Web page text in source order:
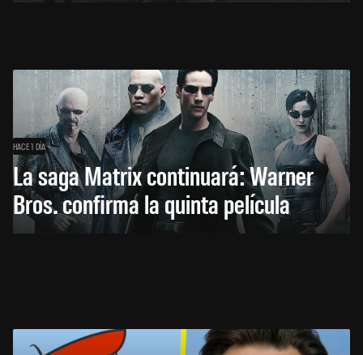
HACE 1 DÍA
La saga Matrix continuará: Warner
Bros. confirma la quinta película